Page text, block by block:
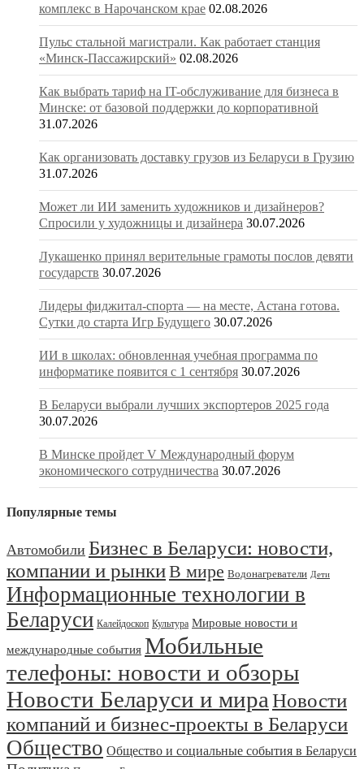
комплекс в Нарочанском крае 02.08.2026
Пульс стальной магистрали. Как работает станция
«Минск-Пассажирский» 02.08.2026
Как выбрать тариф на IT-обслуживание для бизнеса в
Минске: от базовой поддержки до корпоративной
31.07.2026
Как организовать доставку грузов из Беларуси в Грузию
31.07.2026
Может ли ИИ заменить художников и дизайнеров?
Спросили у художницы и дизайнера 30.07.2026
Лукашенко принял верительные грамоты послов девяти
государств 30.07.2026
Лидеры фиджитал-спорта — на месте, Астана готова.
Сутки до старта Игр Будущего 30.07.2026
ИИ в школах: обновленная учебная программа по
информатике появится с 1 сентября 30.07.2026
В Беларуси выбрали лучших экспортеров 2025 года
30.07.2026
В Минске пройдет V Международный форум
экономического сотрудничества 30.07.2026
Популярные темы
Автомобили Бизнес в Беларуси: новости,
компании и рынкиВ мире Водонагреватели Дети
Информационные технологии в
Беларуси Калейдоскоп Культура Мировые новости и
международные события Мобильные
телефоны: новости и обзоры
Новости Беларуси и мираНовости
компаний и бизнес-проекты в Беларуси
Общество Общество и социальные события в Беларуси